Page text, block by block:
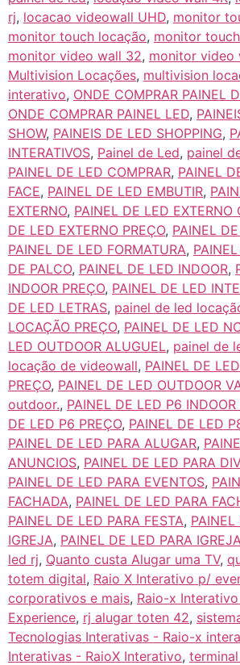
rj, locacao videowall UHD, monitor
monitor touch locação, monitor
monitor video wall 32, monitor video
Multivision Locações, multivision
interativo, ONDE COMPRAR PAINEL
ONDE COMPRAR PAINEL LED,
SHOW, PAINEIS DE LED SHOPPING,
INTERATIVOS, Painel de Led, painel
PAINEL DE LED COMPRAR, PAINEL
FACE, PAINEL DE LED EMBUTIR,
EXTERNO, PAINEL DE LED EXTERNO
DE LED EXTERNO PREÇO, PAINEL
PAINEL DE LED FORMATURA,
DE PALCO, PAINEL DE LED INDOOR,
INDOOR PREÇO, PAINEL DE LED
DE LED LETRAS, painel de led
LOCAÇÃO PREÇO, PAINEL DE LED
LED OUTDOOR ALUGUEL, painel de
locação de videowall, PAINEL DE
PREÇO, PAINEL DE LED OUTDOOR
outdoor., PAINEL DE LED P6 INDOOR
DE LED P6 PREÇO, PAINEL DE LED
PAINEL DE LED PARA ALUGAR,
ANUNCIOS, PAINEL DE LED PARA
PAINEL DE LED PARA EVENTOS,
FACHADA, PAINEL DE LED PARA
PAINEL DE LED PARA FESTA, PAINEL
IGREJA, PAINEL DE LED PARA
led rj, Quanto custa Alugar uma TV,
totem digital, Raio X Interativo p/
corporativos e mais, Raio-x
Experience, rj alugar toten 42,
Tecnologias Interativas - Raio-x
Interativas - RaioX Interativo,